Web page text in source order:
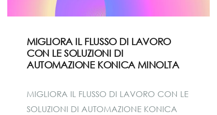
MIGLIORA IL FLUSSO DI LAVORO
CON LE SOLUZIONI DI
AUTOMAZIONE KONICA MINOLTA
MIGLIORA IL FLUSSO DI LAVORO CON LE
SOLUZIONI DI AUTOMAZIONE KONICA